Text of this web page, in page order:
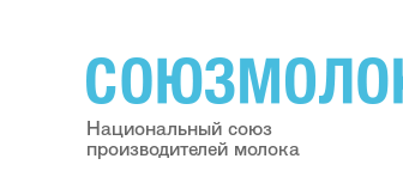
Национальный союз
производителей молока